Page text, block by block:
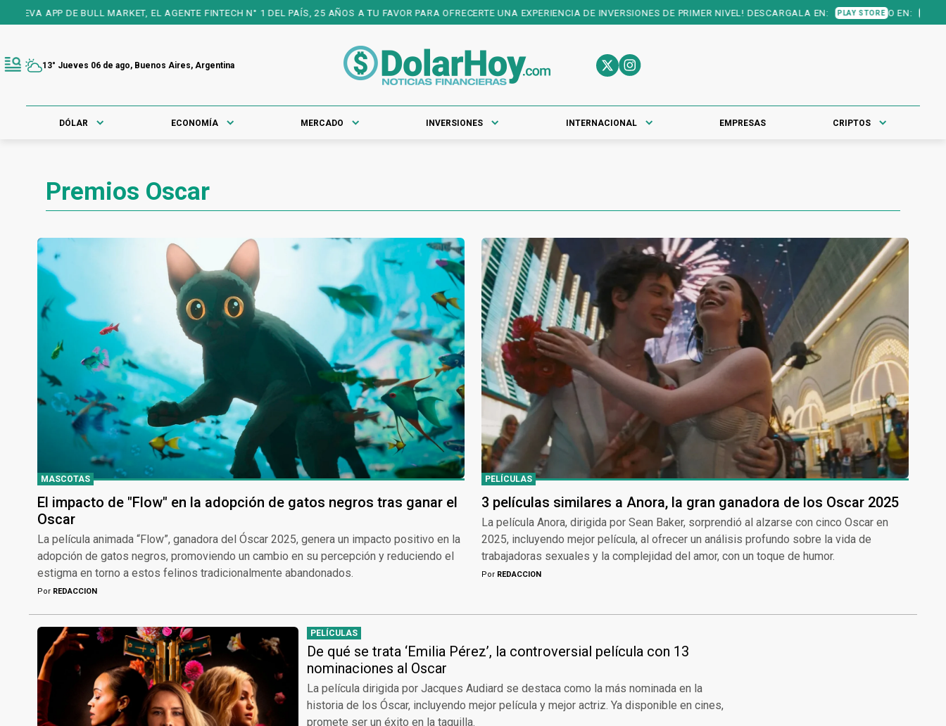
APP DE BULL MARKET, EL AGENTE FINTECH N° 1 DEL PAÍS, 25 AÑOS A TU FAVOR PARA OFRECERTE UNA EXPERIENCIA DE INVERSIONES DE PRIMER NIVEL! DESCARGALA EN: PLAY STORE O EN: APP STORE
13° Jueves 06 de ago, Buenos Aires, Argentina
DÓLAR ECONOMÍA MERCADO INVERSIONES INTERNACIONAL EMPRESAS CRIPTOS
Premios Oscar
MASCOTAS
El impacto de "Flow" en la adopción de gatos negros tras ganar el
Oscar
La película animada “Flow”, ganadora del Óscar 2025, genera un impacto positivo en la
adopción de gatos negros, promoviendo un cambio en su percepción y reduciendo el
estigma en torno a estos felinos tradicionalmente abandonados.
Por REDACCION
PELÍCULAS
3 películas similares a Anora, la gran ganadora de los Oscar 2025
La película Anora, dirigida por Sean Baker, sorprendió al alzarse con cinco Oscar en
2025, incluyendo mejor película, al ofrecer un análisis profundo sobre la vida de
trabajadoras sexuales y la complejidad del amor, con un toque de humor.
Por REDACCION
PELÍCULAS
De qué se trata ‘Emilia Pérez’, la controversial película con 13
nominaciones al Oscar
La película dirigida por Jacques Audiard se destaca como la más nominada en la
historia de los Óscar, incluyendo mejor película y mejor actriz. Ya disponible en cines,
promete ser un éxito en la taquilla.